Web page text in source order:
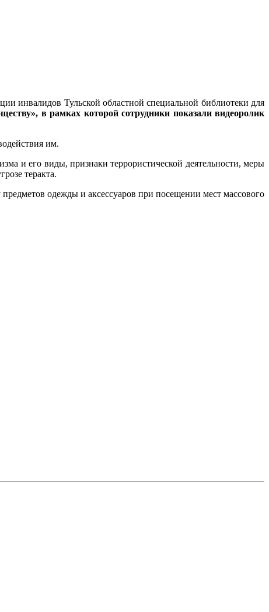
инвалидов Тульской областной специальной библиотеки для
в рамках которой сотрудники показали видеоролик
им.
и его виды, признаки террористической деятельности, меры
теракта.
одежды и аксессуаров при посещении мест массового